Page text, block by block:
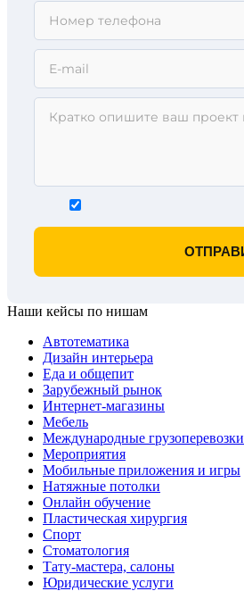
Наши кейсы по нишам
Автотематика
Дизайн интерьера
Еда и общепит
Зарубежный рынок
Интернет-магазины
Мебель
Международные грузоперевозки
Мероприятия
Мобильные приложения и игры
Натяжные потолки
Онлайн обучение
Пластическая хирургия
Спорт
Стоматология
Тату-мастера, салоны
Юридические услуги